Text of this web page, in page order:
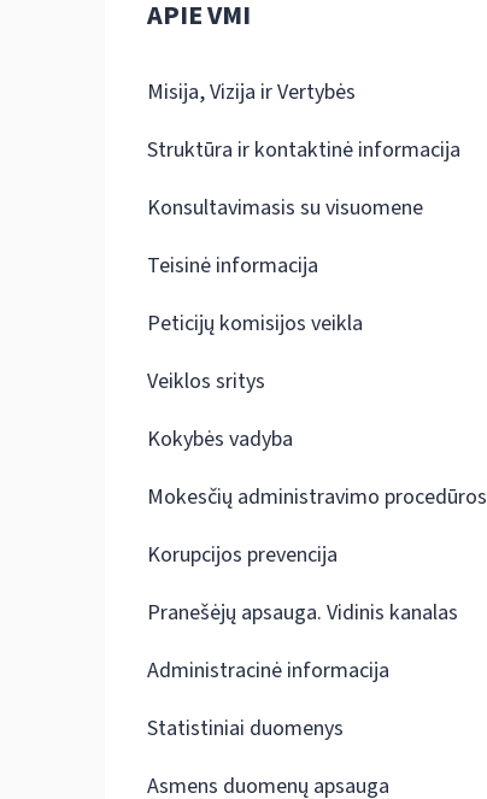
APIE VMI
Misija, Vizija ir Vertybės
Struktūra ir kontaktinė informacija
Konsultavimasis su visuomene
Teisinė informacija
Peticijų komisijos veikla
Veiklos sritys
Kokybės vadyba
Mokesčių administravimo procedūros
Korupcijos prevencija
Pranešėjų apsauga. Vidinis kanalas
Administracinė informacija
Statistiniai duomenys
Asmens duomenų apsauga